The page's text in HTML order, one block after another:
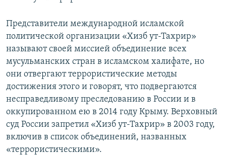
Представители международной исламской
политической организации «Хизб ут-Тахрир»
называют своей миссией объединение всех
мусульманских стран в исламском халифате, но
они отвергают террористические методы
достижения этого и говорят, что подвергаются
несправедливому преследованию в России и в
оккупированном ею в 2014 году Крыму. Верховный
суд России запретил «Хизб ут-Тахрир» в 2003 году,
включив в список объединений, названных
«террористическими».